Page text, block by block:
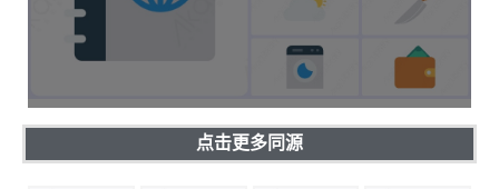
点击更多同源